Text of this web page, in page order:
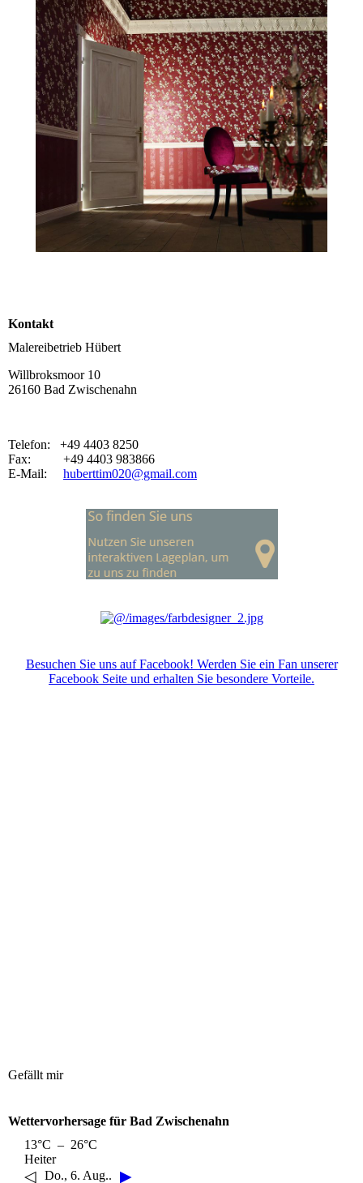
Kontakt
Malereibetrieb Hübert
Willbroksmoor 10
26160 Bad Zwischenahn
Telefon: +49 4403 8250
Fax: +49 4403 983866
E-Mail: huberttim020@gmail.com
Besuchen Sie uns auf Facebook! Werden Sie ein Fan unserer
Facebook Seite und erhalten Sie besondere Vorteile.
Gefällt mir
Wettervorhersage für Bad Zwischenahn
13°C – 26°C
Heiter
◁ Do., 6. Aug.. ▶